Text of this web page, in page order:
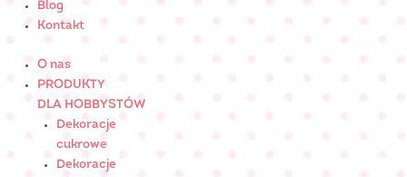
Blog
Kontakt
O nas
PRODUKTY
DLA HOBBYSTÓW
Dekoracje
cukrowe
Dekoracje